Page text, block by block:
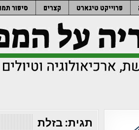
פרוייקט טיגארט קצרים סיפור
תגית:בזלת